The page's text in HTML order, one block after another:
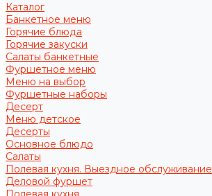
Каталог
Банкетное меню
Горячие блюда
Горячие закуски
Салаты банкетные
Фуршетное меню
Меню на выбор
Фуршетные наборы
Десерт
Меню детское
Десерты
Основное блюдо
Салаты
Полевая кухня. Выездное обслуживание
Деловой фуршет